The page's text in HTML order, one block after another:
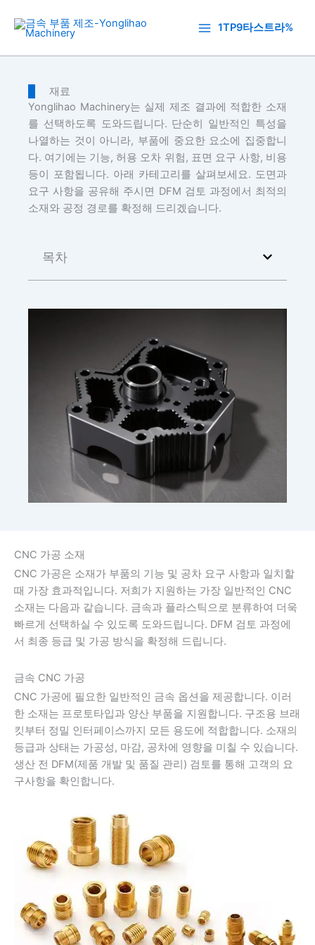
로
1TP9타스트라%
재료
Yonglihao Machinery는 실제 제조 결과에 적합한 소재
를 선택하도록 도와드립니다. 단순히 일반적인 특성을
나열하는 것이 아니라, 부품에 중요한 요소에 집중합니
다. 여기에는 기능, 허용 오차 위험, 표면 요구 사항, 비용
등이 포함됩니다. 아래 카테고리를 살펴보세요. 도면과
요구 사항을 공유해 주시면 DFM 검토 과정에서 최적의
소재와 공정 경로를 확정해 드리겠습니다.
목차
CNC 가공 소재
CNC 가공은 소재가 부품의 기능 및 공차 요구 사항과 일치할
때 가장 효과적입니다. 저희가 지원하는 가장 일반적인 CNC
소재는 다음과 같습니다. 금속과 플라스틱으로 분류하여 더욱
빠르게 선택하실 수 있도록 도와드립니다. DFM 검토 과정에
서 최종 등급 및 가공 방식을 확정해 드립니다.
금속 CNC 가공
CNC 가공에 필요한 일반적인 금속 옵션을 제공합니다. 이러
한 소재는 프로토타입과 양산 부품을 지원합니다. 구조용 브래
킷부터 정밀 인터페이스까지 모든 용도에 적합합니다. 소재의
등급과 상태는 가공성, 마감, 공차에 영향을 미칠 수 있습니다.
생산 전 DFM(제품 개발 및 품질 관리) 검토를 통해 고객의 요
구사항을 확인합니다.